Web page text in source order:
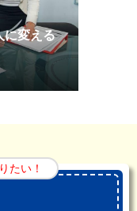
に変える
たい！